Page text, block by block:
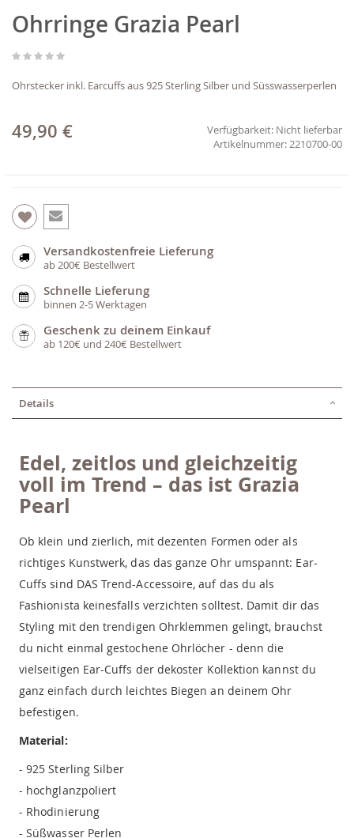
Anfang
der
springen
Ohrringe Grazia Pearl
Ohrstecker inkl. Earcuffs aus 925 Sterling Silber und Süsswasserperlen
49,90 € Verfügbarkeit: Nicht lieferbar
2210700-00
Versandkostenfreie Lieferung
ab 200€ Bestellwert
Schnelle Lieferung
binnen 2-5 Werktagen
Geschenk zu deinem Einkauf
ab 120€ und 240€ Bestellwert
Details
Edel, zeitlos und gleichzeitig
voll im Trend – das ist Grazia
Pearl
Ob klein und zierlich, mit dezenten Formen oder als
richtiges Kunstwerk, das das ganze Ohr umspannt: Ear-
Cuffs sind DAS Trend-Accessoire, auf das du als
Fashionista keinesfalls verzichten solltest. Damit dir das
Styling mit den trendigen Ohrklemmen gelingt, brauchst
du nicht einmal gestochene Ohrlöcher - denn die
vielseitigen Ear-Cuffs der dekoster Kollektion kannst du
ganz einfach durch leichtes Biegen an deinem Ohr
befestigen.
Material:
- 925 Sterling Silber
- hochglanzpoliert
- Rhodinierung
- Süßwasser Perlen